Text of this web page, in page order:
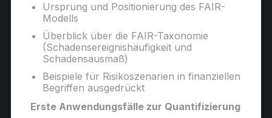
Ursprung und Positionierung des FAIR-
Modells
Überblick über die FAIR-Taxonomie
(Schadensereignishäufigkeit und
Schadensausmaß)
Beispiele für Risikoszenarien in finanziellen
Begriffen ausgedrückt
Erste Anwendungsfälle zur Quantifizierung